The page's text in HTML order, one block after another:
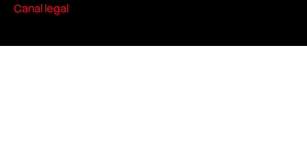
Canal legal